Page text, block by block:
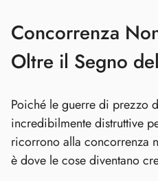
Concorrenza
Oltre il Segno
Poiché le guerre di prezzo
incredibilmente distruttive
ricorrono alla concorrenza
è dove le cose diventano